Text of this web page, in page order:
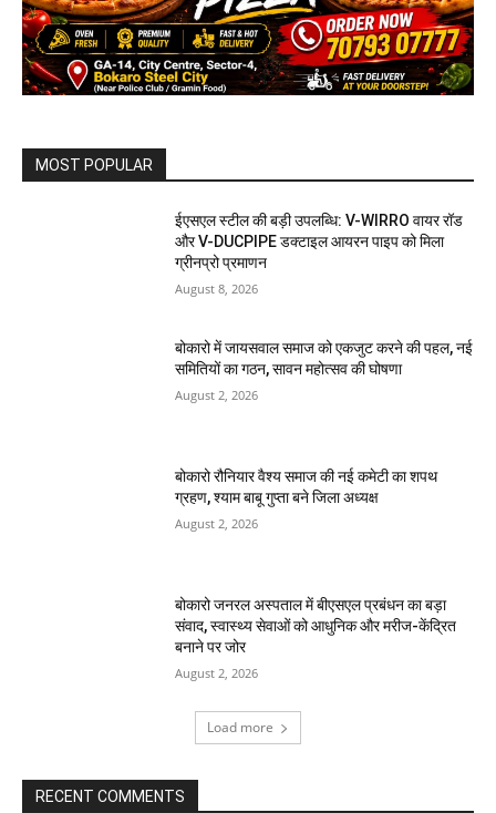
MOST POPULAR
ईएसएल स्टील की बड़ी उपलब्धि: V-WIRRO वायर रॉड
और V-DUCPIPE डक्टाइल आयरन पाइप को मिला
ग्रीनप्रो प्रमाणन
August 8, 2026
बोकारो में जायसवाल समाज को एकजुट करने की पहल, नई
समितियों का गठन, सावन महोत्सव की घोषणा
August 2, 2026
बोकारो रौनियार वैश्य समाज की नई कमेटी का शपथ
ग्रहण, श्याम बाबू गुप्ता बने जिला अध्यक्ष
August 2, 2026
बोकारो जनरल अस्पताल में बीएसएल प्रबंधन का बड़ा
संवाद, स्वास्थ्य सेवाओं को आधुनिक और मरीज-केंद्रित
बनाने पर जोर
August 2, 2026
Load more
RECENT COMMENTS